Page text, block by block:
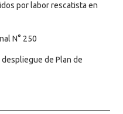
por labor rescatista en
N° 250
de Plan de